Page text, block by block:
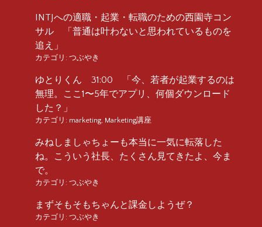
INTJへの適職・起業・転職のための西園寺コン
サル 「普通は叶わないと思われているものを
追え」
カテゴリ: つぶやき
ゆとりくん 31:00 「今、若者が起業するのは
無理。ここ1〜5年でアプリ、何個ダウンロード
した？」
カテゴリ: marketing Marketing講座
みねしましゃちょーも本当に一気に転落した
ね。こういう社長、たくさん見てきたよ、今ま
で。
カテゴリ: つぶやき
まずそもそもちゃんと課金しようぜ？
カテゴリ: つぶやき